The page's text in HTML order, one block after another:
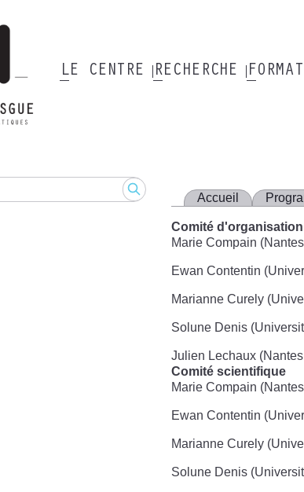
Main
LE CENTRE RECHERCHE
Accueil
Comité d'organisation
Marie Compain
Ewan Contentin
Marianne Curely
Solune Denis
Julien Lechaux
Comité scientifique
Marie Compain
Ewan Contentin
Marianne Curely
Solune Denis